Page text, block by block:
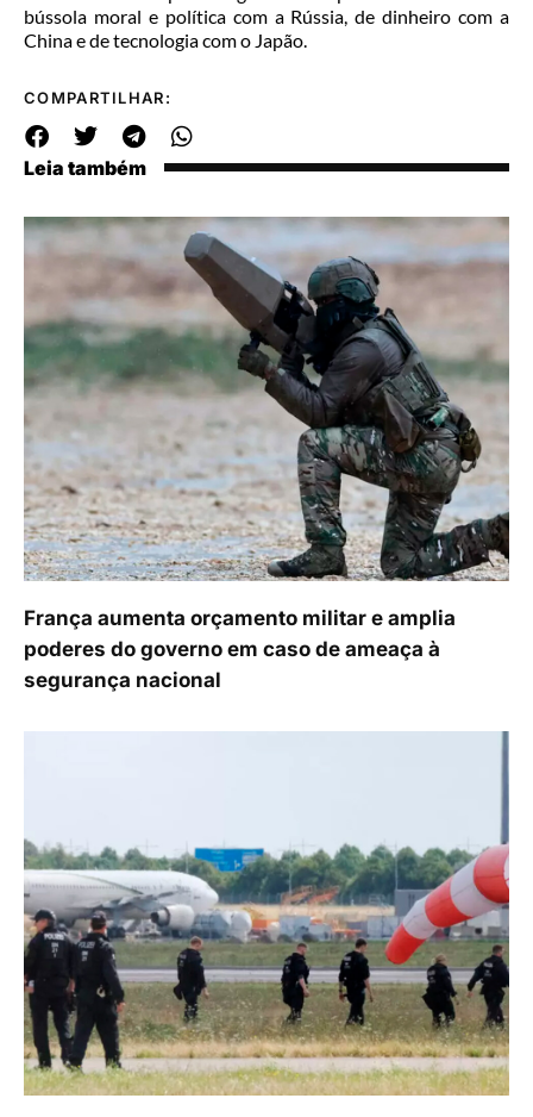
bússola moral e política com a Rússia, de dinheiro com a
China e de tecnologia com o Japão.
COMPARTILHAR:
Leia também
França aumenta orçamento militar e amplia
poderes do governo em caso de ameaça à
segurança nacional